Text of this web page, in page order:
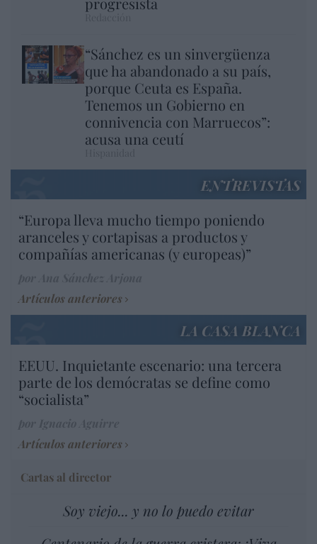
“Sánchez es un sinvergüenza
que ha abandonado a su país,
porque Ceuta es España.
Tenemos un Gobierno en
connivencia con Marruecos”:
acusa una ceutí
ENTREVISTAS
“Europa lleva mucho tiempo poniendo
aranceles y cortapisas a productos y
compañías americanas (y europeas)”
Artículos anteriores
LA CASA BLANCA
EEUU. Inquietante escenario: una tercera
parte de los demócratas se define como
“socialista”
Artículos anteriores
Cartas al director
Soy viejo... y no lo puedo evitar